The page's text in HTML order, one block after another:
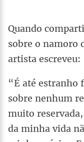
Quando
sobre o namoro
artista escreveu:
“É até estranho
sobre nenhum
muito
da minha vida